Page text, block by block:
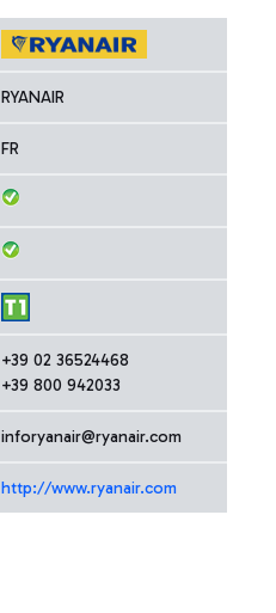
RYANAIR
FR
+39 02 36524468
+39 800 942033
inforyanair@ryanair.com
http://www.ryanair.com